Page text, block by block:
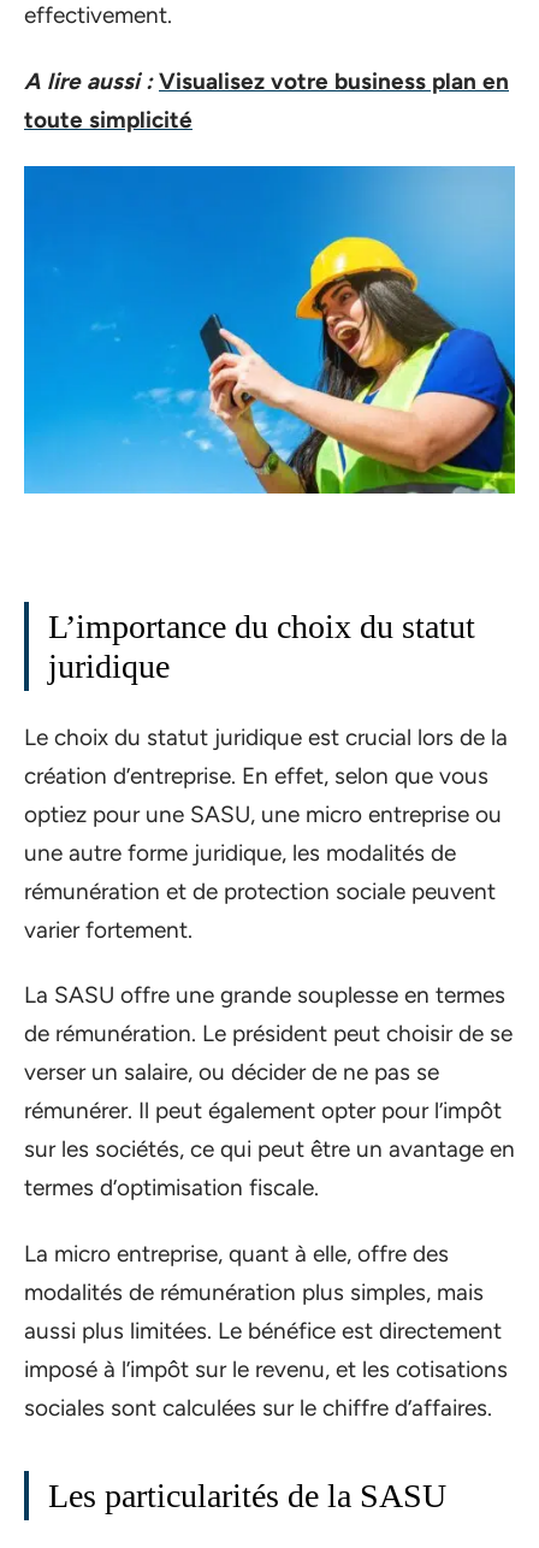
effectivement.
A lire aussi : Visualisez votre business plan en
toute simplicité
L’importance du choix du statut
juridique
Le choix du statut juridique est crucial lors de la
création d’entreprise. En effet, selon que vous
optiez pour une SASU, une micro entreprise ou
une autre forme juridique, les modalités de
rémunération et de protection sociale peuvent
varier fortement.
La SASU offre une grande souplesse en termes
de rémunération. Le président peut choisir de se
verser un salaire, ou décider de ne pas se
rémunérer. Il peut également opter pour l’impôt
sur les sociétés, ce qui peut être un avantage en
termes d’optimisation fiscale.
La micro entreprise, quant à elle, offre des
modalités de rémunération plus simples, mais
aussi plus limitées. Le bénéfice est directement
imposé à l’impôt sur le revenu, et les cotisations
sociales sont calculées sur le chiffre d’affaires.
Les particularités de la SASU